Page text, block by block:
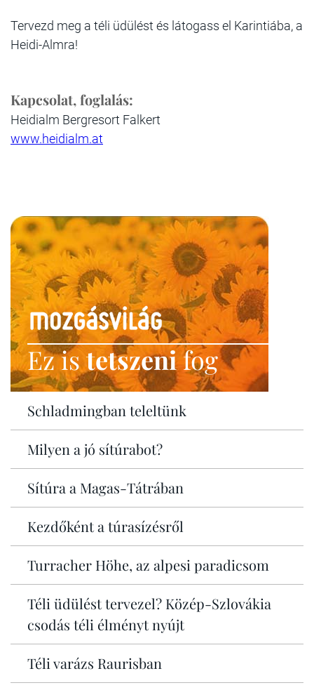
Tervezd meg a téli üdülést és látogass el Karintiába, a
Heidi-Almra!
Kapcsolat, foglalás:
Heidialm Bergresort Falkert
www.heidialm.at
Ez istetszenifog
Schladmingban teleltünk
Milyen a jó sítúrabot?
Sítúra a Magas-Tátrában
Kezdőként a túrasízésről
Turracher Höhe, az alpesi paradicsom
Téli üdülést tervezel? Közép-Szlovákia
csodás téli élményt nyújt
Téli varázs Raurisban